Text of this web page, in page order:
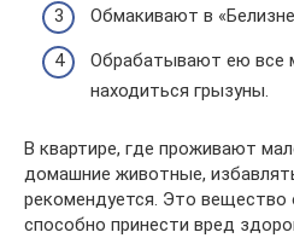
Обмакивают в
Обрабатывают ею все
находиться грызуны.
В квартире, где проживают
домашние животные,
рекомендуется. Это вещество
способно принести вред